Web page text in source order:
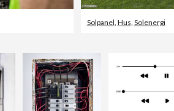
Solpanel, Hus, Solenergi